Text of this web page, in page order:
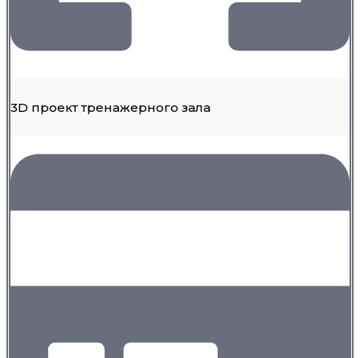
3D проект тренажерного зала